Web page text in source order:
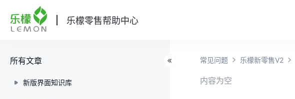
乐檬零售帮助中心
所有文章
新版界面知识库
常见问题 乐檬新零售V2
内容为空